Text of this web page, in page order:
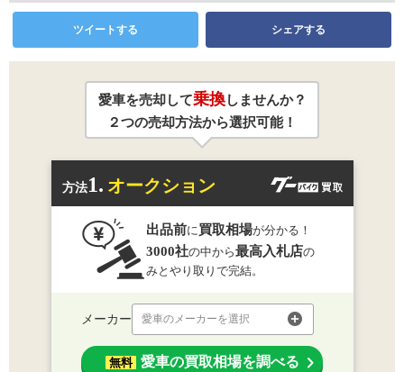
ツイートする シェアする
愛車を売却して乗換しませんか？
２つの売却方法から選択可能！
方法1. オークション
出品前に買取相場が分かる！
3000社の中から最高入札店の
みとやり取りで完結。
メーカー 愛車のメーカーを選択
無料 愛車の買取相場を調べる